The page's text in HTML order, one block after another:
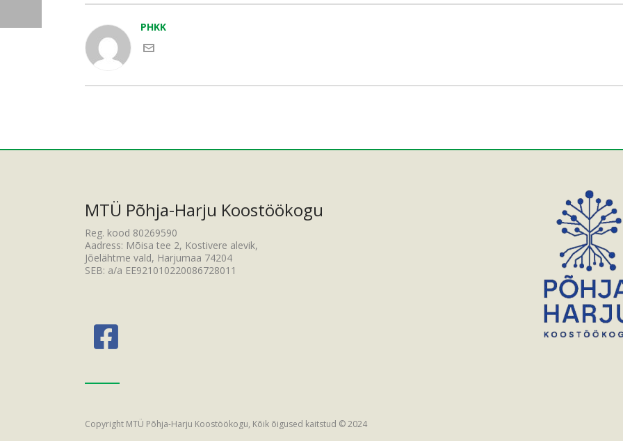
PHKK
MTÜ Põhja-Harju Koostöökogu
Reg. kood 80269590
Aadress: Mõisa tee 2, Kostivere alevik,
Jõelähtme vald, Harjumaa 74204
SEB: a/a EE921010220086728011
Copyright MTÜ Põhja-Harju Koostöökogu, Kõik õigused kaitstud © 2024